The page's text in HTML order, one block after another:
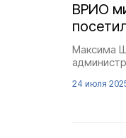
ВРИО
Максима
24 июля